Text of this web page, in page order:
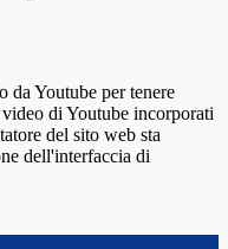
da Youtube per tenere
di Youtube incorporati
del sito web sta
dell'interfaccia di